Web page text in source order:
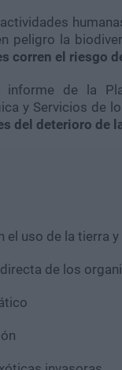
peligro la
corren el riesgo
de la
y Servicios de
del deterioro de
el uso de la tierra y
de los